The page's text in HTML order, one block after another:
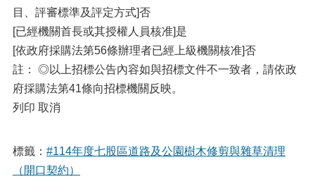
目、評審標準及評定方式]否
[已經機關首長或其授權人員核准]是
[依政府採購法第56條辦理者已經上級機關核准]否
註： ◎以上招標公告內容如與招標文件不一致者，請依政
府採購法第41條向招標機關反映。
列印 取消
標籤： #114年度七股區道路及公園樹木修剪與雜草清理
（開口契約）